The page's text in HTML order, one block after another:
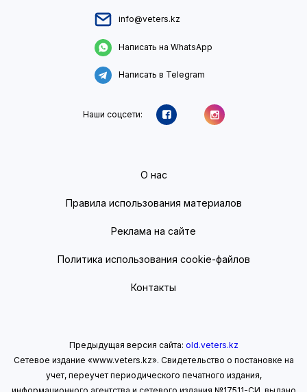
info@veters.kz
Написать на WhatsApp
Написать в Telegram
Наши соцсети:
О нас
Правила использования материалов
Реклама на сайте
Политика использования cookie-файлов
Контакты
Предыдущая версия сайта: old.veters.kz
Сетевое издание «www.veters.kz». Свидетельство о постановке на
учет, переучет периодического печатного издания,
информационного агентства и сетевого издания №17511-СИ, выдано